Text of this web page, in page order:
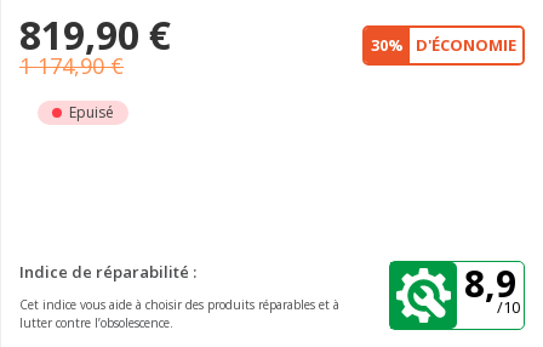
819,90 €
1 174,90 €
30% D'ÉCONOMIE
Epuisé
8,9
/10
Indice de réparabilité :
Cet indice vous aide à choisir des produits réparables et à
lutter contre l’obsolescence.